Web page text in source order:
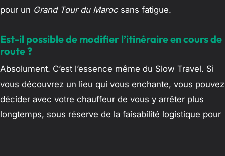
pour un Grand Tour du Marocsans fatigue.
Est-il possible de modifier l’itinéraire en cours de
route ?
Absolument. C’est l’essence même du Slow Travel. Si
vous découvrez un lieu qui vous enchante, vous pouvez
décider avec votre chauffeur de vous y arrêter plus
longtemps, sous réserve de la faisabilité logistique pour